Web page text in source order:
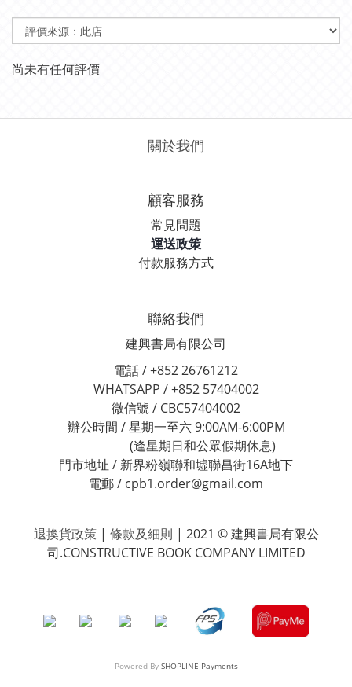
尚未有任何評價
關於我們
顧客服務
常見問題
運送政策
付款服務方式
聯絡我們
建興書局有限公司
電話 / +852 26761212
WHATSAPP / +852 57404002
微信號 / CBC57404002
辦公時間 / 星期一至六 9:00AM-6:00PM
(逢星期日和公眾假期休息)
門市地址 / 新界粉嶺聯和墟聯昌街16A地下
電郵 / cpb1.order@gmail.com
退換貨政策| 條款及細則 | 2021 © 建興書局有限公
司.CONSTRUCTIVE BOOK COMPANY LIMITED
Powered By SHOPLINE Payments